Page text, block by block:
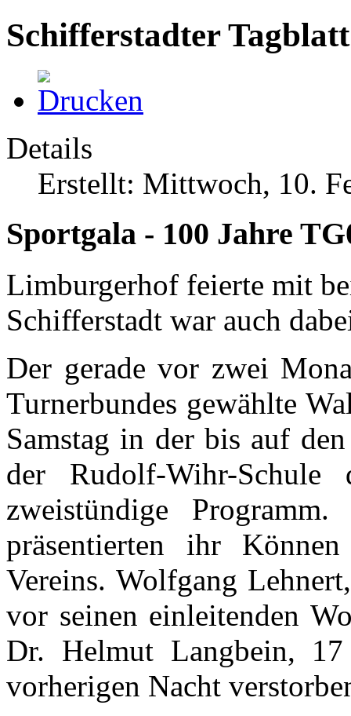
Schifferstadter
Details
Erstellt: Mittwoch, 10.
Sportgala - 100 Jahre
Limburgerhof feierte mit
Schifferstadt war auch
Der gerade vor zwei
Turnerbundes gewählte
Samstag in der bis auf
der Rudolf-Wihr-Schule
zweistündige
präsentierten ihr
Vereins. Wolfgang
vor seinen einleitenden
Dr. Helmut Langbein,
vorherigen Nacht